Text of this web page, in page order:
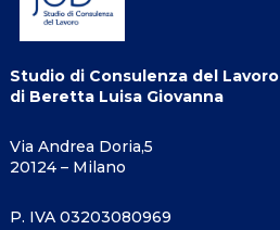
Studio di Consulenza del Lavoro
di Beretta Luisa Giovanna
Via Andrea Doria,5
20124 – Milano
P. IVA 03203080969